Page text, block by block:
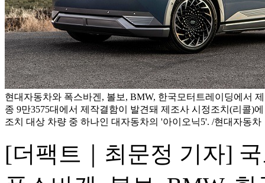
현대자동차와 폭스바겐, 볼보, BMW, 한국모터트레이딩에서
종 9만3575대에서 제작결함이 발견돼 제조사 시정조치(리콜)
조치 대상 차량 중 하나인 대자동차의 '아이오닉5'. /현대자동차
[더팩트｜최문정 기자]